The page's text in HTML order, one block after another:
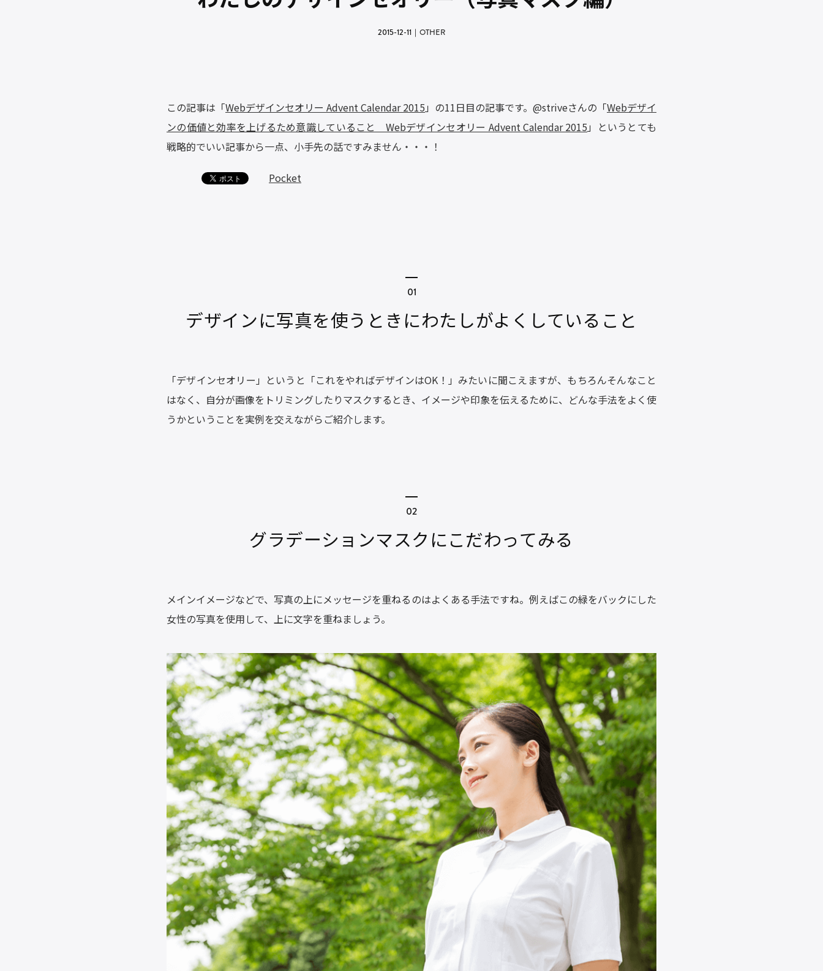
2015-12-11｜ OTHER
この記事は「Webデザインセオリー Advent Calendar 2015 」の11日目の記事です。@striveさんの「Webデザイ
ンの価値と効率を上げるため意識していること Webデザインセオリー Advent Calendar 2015 」というとても
戦略的でいい記事から一点、小手先の話ですみません・・・！
Pocket
デザインに写真を使うときにわたしがよくしていること
「デザインセオリー」というと「これをやればデザインはOK！」みたいに聞こえますが、もちろんそんなこと
はなく、自分が画像をトリミングしたりマスクするとき、イメージや印象を伝えるために、どんな手法をよく使
うかということを実例を交えながらご紹介します。
グラデーションマスクにこだわってみる
メインイメージなどで、写真の上にメッセージを重ねるのはよくある手法ですね。例えばこの緑をバックにした
女性の写真を使用して、上に文字を重ねましょう。